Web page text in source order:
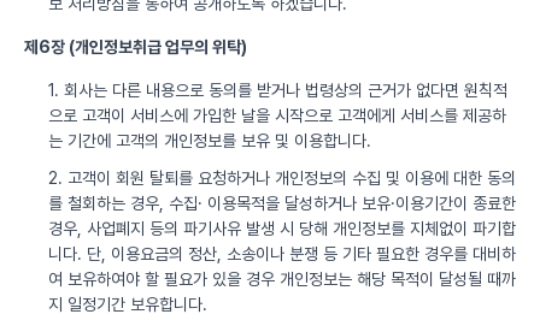
제6장 (개인정보취급 업무의 위탁)
1. 회사는 다른 내용으로 동의를 받거나 법령상의 근거가 없다면 원칙적
으로 고객이 서비스에 가입한 날을 시작으로 고객에게 서비스를 제공하
는 기간에 고객의 개인정보를 보유 및 이용합니다.
2. 고객이 회원 탈퇴를 요청하거나 개인정보의 수집 및 이용에 대한 동의
를 철회하는 경우, 수집· 이용목적을 달성하거나 보유·이용기간이 종료한
경우, 사업폐지 등의 파기사유 발생 시 당해 개인정보를 지체없이 파기합
니다. 단, 이용요금의 정산, 소송이나 분쟁 등 기타 필요한 경우를 대비하
여 보유하여야 할 필요가 있을 경우 개인정보는 해당 목적이 달성될 때까
지 일정기간 보유합니다.